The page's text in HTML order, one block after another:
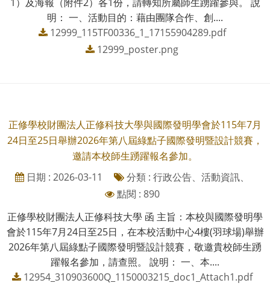
明： 一、活動目的：藉由團隊合作、創....
12999_115TF00336_1_17155904289.pdf
12999_poster.png
正修學校財團法人正修科技大學與國際發明學會於115年7月
24日至25日舉辦2026年第八屆綠點子國際發明暨設計競賽，
邀請本校師生踴躍報名參加。
日期 : 2026-03-11
分類 : 行政公告、活動資訊、
點閱 : 890
正修學校財團法人正修科技大學 函 主旨：本校與國際發明學
會於115年7月24日至25日，在本校活動中心4樓(羽球場)舉辦
2026年第八屆綠點子國際發明暨設計競賽，敬邀貴校師生踴
躍報名參加，請查照。 說明： 一、本....
12954_310903600Q_1150003215_doc1_Attach1.pdf